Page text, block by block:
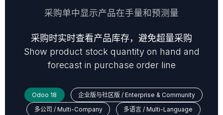
采购单中显示产品在手量和预测量
采购时实时查看产品库存，避免超量采购
Show product stock quantity on hand and
forecast in purchase order line
Odoo 18
企业版与社区版 / Enterprise & Community
多公司 / Multi-Company
多语言 / Multi-Language